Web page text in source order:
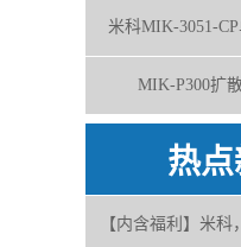
米科MIK-3051-
MIK-P300扩
热点
【内含福利】米科